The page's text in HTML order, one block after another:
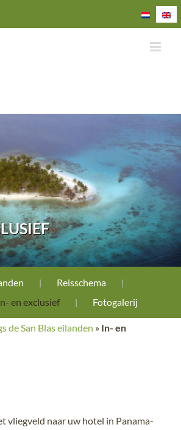
Reisschema
en exclusief Fotogalerij
de San Blas eilanden » In- en
vliegveld naar uw hotel in Panama-